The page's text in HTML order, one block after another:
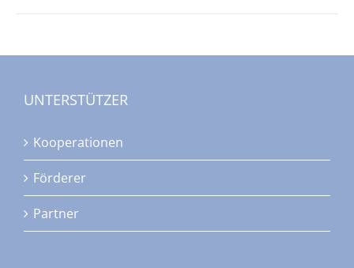
UNTERSTÜTZER
Kooperationen
Förderer
Partner